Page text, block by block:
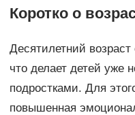
Коротко о
Десятилетний возраст
что делает детей
подростками. Для
повышенная